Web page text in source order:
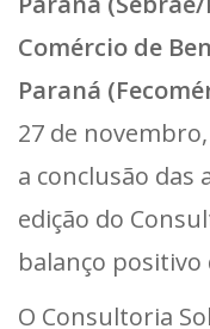
Comércio de
Paraná
27 de
a conclusão das
edição do
balanço positivo
O Consultoria